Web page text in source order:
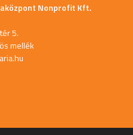
Nonprofit Kft.
5.
mellék